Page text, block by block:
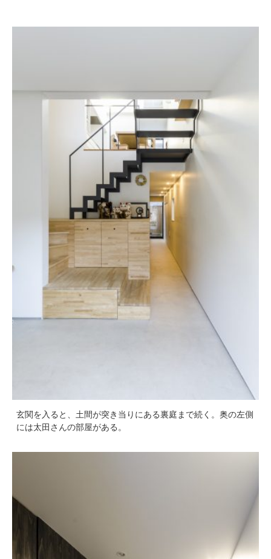
玄関を入ると、土間が突き当りにある裏庭まで続く。奥の左側
には太田さんの部屋がある。